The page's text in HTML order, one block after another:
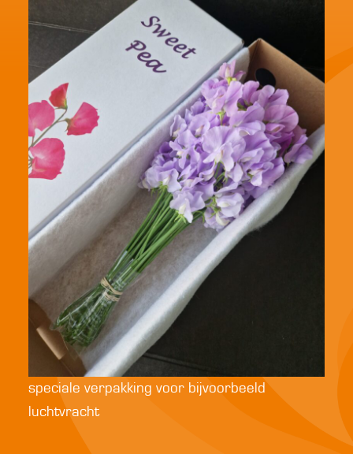
speciale verpakking voor bijvoorbeeld
luchtvracht